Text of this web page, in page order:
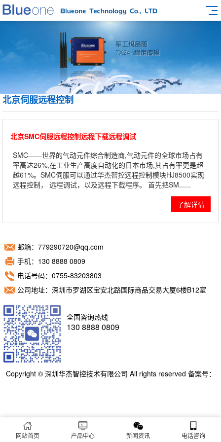
北京伺服远程控制
北京SMC伺服远程控制远程下载远程调试
SMC——世界的气动元件综合制造商,气动元件的全球市场占有
率高达26%,在工业生产高度自动化的日本市场,其占有率更是超
越61%。SMC伺服可以通过华杰智控远程控制模块HJ8500实现
远程控制， 远程调试，以及远程下载程序。 首先把SM......
了解详情
邮箱：779290720@qq.com
手机：130 8888 0809
电话号码：0755-83203803
公司地址：深圳市罗湖区宝安北路国际商品交易大厦6楼B12室
全国咨询热线
130 8888 0809
Copyright © 深圳华杰智控技术有限公司 All rights reserved 备案号：
网站首页 产品中心 新闻资讯 电话咨询